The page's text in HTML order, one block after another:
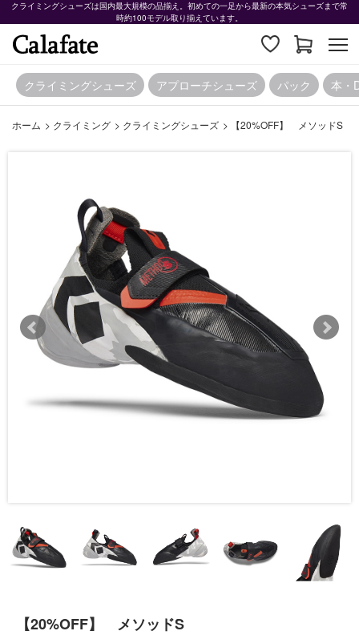
クライミングシューズは国内最大規模の品揃え。初めての一足から最新の本気シューズまで常
時約100モデル取り揃えています。
クライミングシューズ アプローチシューズ パック 本・
ホーム > クライミング > クライミングシューズ > 【20%OFF】 メソッドS
【20%OFF】 メソッドS